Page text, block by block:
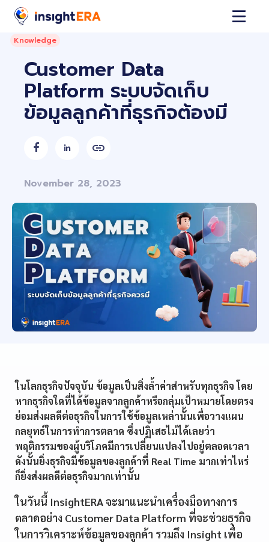
Knowledge
Customer Data
Platform ระบบจัดเก็บ
ข้อมูลลูกค้าที่ธุรกิจต้องมี
 
November 28, 2023
ในโลกธุรกิจปัจจุบัน ข้อมูลเป็นสิ่งลํ้าค่าสำหรับทุกธุรกิจ โดย
หากธุรกิจใดที่ได้ข้อมูลจากลูกค้าหรือกลุ่มเป้าหมายโดยตรง
ย่อมส่งผลดีต่อธุรกิจในการใช้ข้อมูลเหล่านั้นเพื่อวางแผน
กลยุทธ์ในการทำการตลาด ซึ่งปฏิเสธไม่ได้เลยว่า
พฤติกรรมของผู้บริโภคมีการเปลี่ยนแปลงไปอยู่ตลอดเวลา
ดังนั้นยิ่งธุรกิจมีข้อมูลของลูกค้าที่ Real Time มากเท่าไหร่
ก็ยิ่งส่งผลดีต่อธุรกิจมากเท่านั้น
ในวันนี้ InsightERA จะมาแนะนำเครื่องมือทางการ
ตลาดอย่าง Customer Data Platform ที่จะช่วยธุรกิจ
ในการวิเคราะห์ข้อมูลของลูกค้า รวมถึง Insight เพื่อ